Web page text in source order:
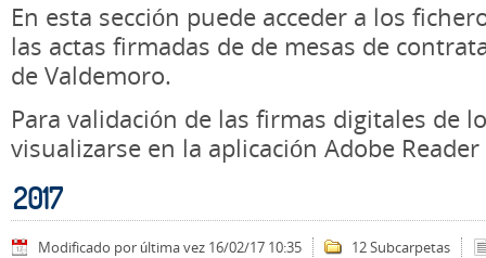
En esta sección puede acceder a los
las actas firmadas de de mesas de
de Valdemoro.
Para validación de las firmas digitales de
visualizarse en la aplicación Adobe Reader
2017
Modificado por última vez 16/02/17 10:35 12 Subcarpetas